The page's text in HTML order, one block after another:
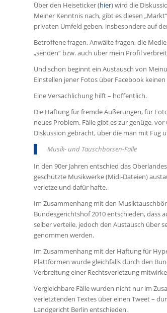
Über den Heiseticker (hier) wird die
Meiner Kenntnis nach, gibt es diesen
privaten Umfeld geben, insbesondere auf
Betroffene fragen, Anwälte fragen, die
„senden“ bzw. auch über mein Profil
Und schon beginnt ein Austausch von
Einstellen jener Fotos über Facebook
Eine Versachlichung hilft – hoffentlich.
Die Haftung für fremde Äußerungen, für
neues Problem. Fälle gibt es zur genüge,
Diskussion gebracht, über die man mit Fug
Musik- und Tauschbörsen-Fälle
In den 90er Jahren entschied das
geschützte Musikwerke (Midi-Dateien)
verletze und dafür hafte.
Im Zusammenhang mit den
Bundesgerichtshof 2010 entschieden, dass
selber verteile, jedoch den Austausch über
genommen werden.
Im Zusammenhang mit der Haftung für
Plattformen wurde gleichfalls durch den
Verbreitung einer Rechtsverletzung
Vergleichbare Fälle wurden nicht nur im
verletztenden Textes über einen Tweet –
Landgericht Berlin entschieden.